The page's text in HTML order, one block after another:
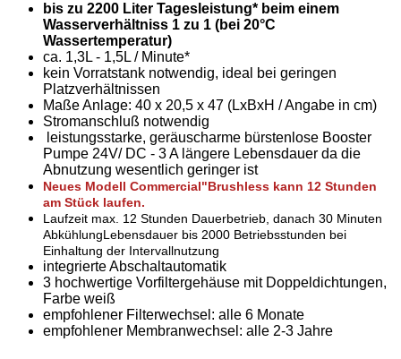
bis zu 2200 Liter Tagesleistung* beim einem
Wasserverhältniss 1 zu 1 (bei 20°C
Wassertemperatur)
ca. 1,3L - 1,5L / Minute*
kein Vorratstank notwendig, ideal bei geringen
Platzverhältnissen
Maße Anlage: 40 x 20,5 x 47 (LxBxH / Angabe in cm)
Stromanschluß notwendig
leistungsstarke, geräuscharme bürstenlose Booster
Pumpe 24V/ DC - 3 A längere Lebensdauer da die
Abnutzung wesentlich geringer ist
Neues Modell Commercial"Brushless kann 12 Stunden
am Stück laufen.
Laufzeit max. 12 Stunden Dauerbetrieb, danach 30 Minuten
AbkühlungLebensdauer bis 2000 Betriebsstunden bei
Einhaltung der Intervallnutzung
integrierte Abschaltautomatik
3 hochwertige Vorfiltergehäuse mit Doppeldichtungen,
Farbe weiß
empfohlener Filterwechsel: alle 6 Monate
empfohlener Membranwechsel: alle 2-3 Jahre